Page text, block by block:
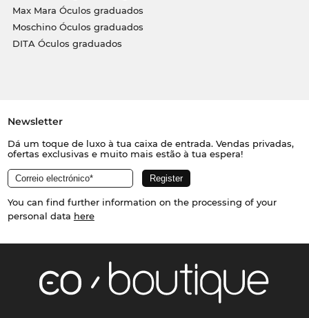
Max Mara Óculos graduados
Moschino Óculos graduados
DITA Óculos graduados
Newsletter
Dá um toque de luxo à tua caixa de entrada. Vendas privadas,
ofertas exclusivas e muito mais estão à tua espera!
You can find further information on the processing of your
personal data here